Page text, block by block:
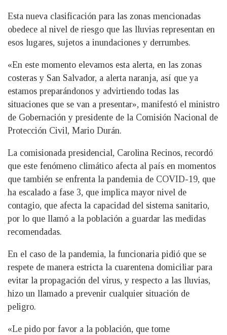
Esta nueva clasificación para las zonas mencionadas
obedece al nivel de riesgo que las lluvias representan en
esos lugares, sujetos a inundaciones y derrumbes.
«En este momento elevamos esta alerta, en las zonas
costeras y San Salvador, a alerta naranja, así que ya
estamos preparándonos y advirtiendo todas las
situaciones que se van a presentar», manifestó el ministro
de Gobernación y presidente de la Comisión Nacional de
Protección Civil, Mario Durán.
La comisionada presidencial, Carolina Recinos, recordó
que este fenómeno climático afecta al país en momentos
que también se enfrenta la pandemia de COVID-19, que
ha escalado a fase 3, que implica mayor nivel de
contagio, que afecta la capacidad del sistema sanitario,
por lo que llamó a la población a guardar las medidas
recomendadas.
En el caso de la pandemia, la funcionaria pidió que se
respete de manera estricta la cuarentena domiciliar para
evitar la propagación del virus, y respecto a las lluvias,
hizo un llamado a prevenir cualquier situación de
peligro.
«Le pido por favor a la población, que tome